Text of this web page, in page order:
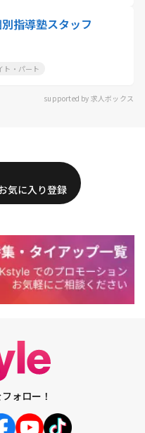
指導塾スタッフ
ト・パート
supported by 求人ボックス
気に入り登録
ォロー！